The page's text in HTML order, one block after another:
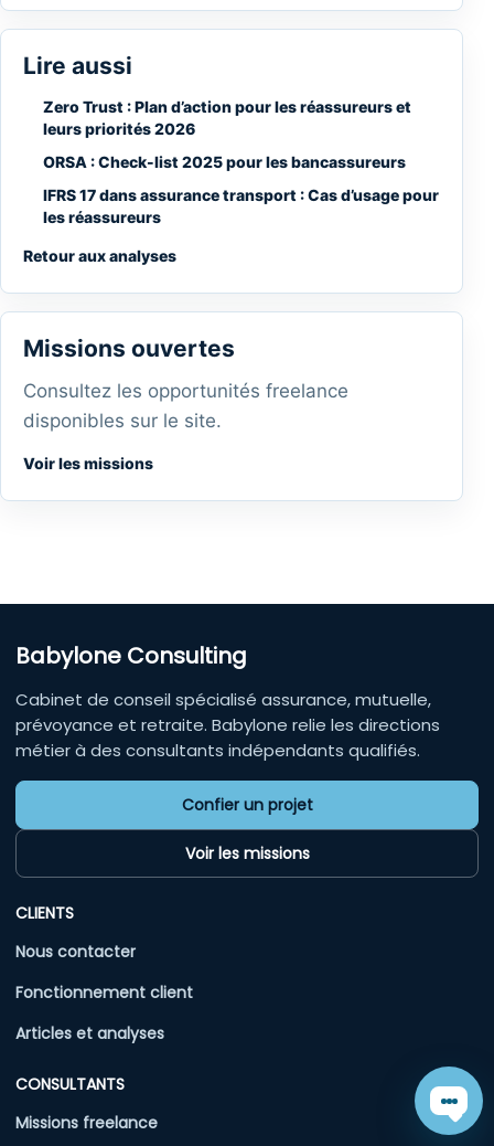
Lire aussi
Zero Trust : Plan d’action pour les réassureurs et
leurs priorités 2026
ORSA : Check-list 2025 pour les bancassureurs
IFRS 17 dans assurance transport : Cas d’usage pour
les réassureurs
Retour aux analyses
Missions ouvertes
Consultez les opportunités freelance
disponibles sur le site.
Voir les missions
Babylone Consulting
Cabinet de conseil spécialisé assurance, mutuelle,
prévoyance et retraite. Babylone relie les directions
métier à des consultants indépendants qualifiés.
Confier un projet
Voir les missions
CLIENTS
Nous contacter
Fonctionnement client
Articles et analyses
CONSULTANTS
Missions freelance
Chat